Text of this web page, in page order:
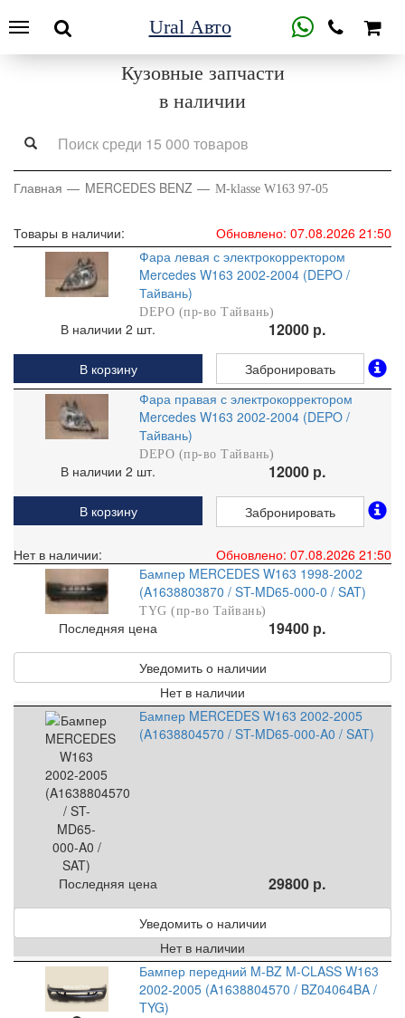
Ural Авто
Кузовные запчасти
в наличии
Главная MERCEDES BENZ M-klasse W163 97-05
Товары в наличии:
Обновлено: 07.08.2026 21:50
Фара левая с электрокорректором
Mercedes W163 2002-2004 (DEPO /
Тайвань)
DEPO (пр-во Тайвань)
В наличии 2 шт. 12000 р.
В корзину
Забронировать
Фара правая с электрокорректором
Mercedes W163 2002-2004 (DEPO /
Тайвань)
DEPO (пр-во Тайвань)
В наличии 2 шт. 12000 р.
В корзину Забронировать
Нет в наличии:
Обновлено: 07.08.2026 21:50
Бампер MERCEDES W163 1998-2002
(A1638803870 / ST-MD65-000-0 / SAT)
TYG (пр-во Тайвань)
Последняя цена 19400 р.
Уведомить о наличии
Нет в наличии
Бампер MERCEDES W163 2002-2005
(A1638804570 / ST-MD65-000-A0 / SAT)
Последняя цена 29800 р.
Уведомить о наличии
Нет в наличии
Бампер передний M-BZ M-CLASS W163
2002-2005 (A1638804570 / BZ04064BA /
TYG)